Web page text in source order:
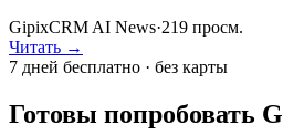
GipixCRM AI News·219 просм.
Читать →
7 дней бесплатно · без карты
Готовы попробовать